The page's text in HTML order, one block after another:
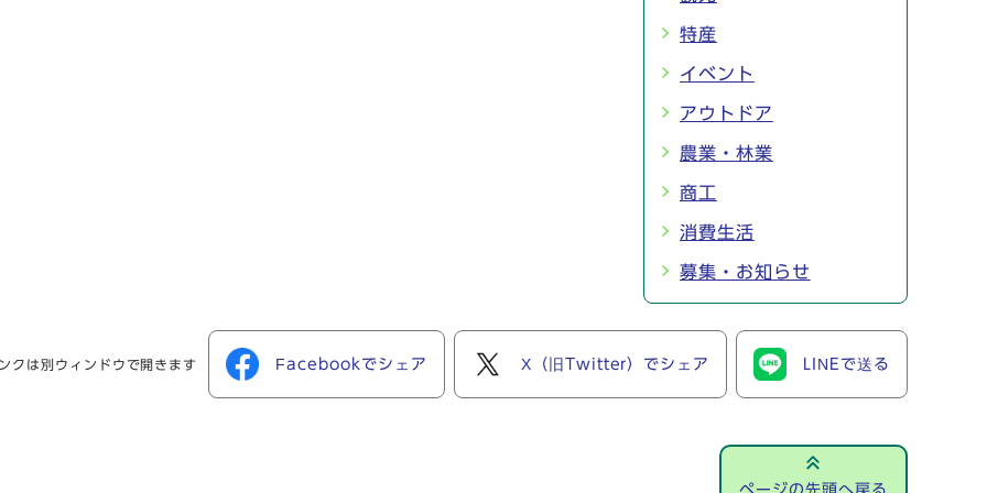
特産
イベント
アウトドア
農業・林業
商工
消費生活
募集・お知らせ
クは別ウィンドウで開きます Facebookでシェア X（旧Twitter）でシェア LINEで送る
ページの先頭へ戻る